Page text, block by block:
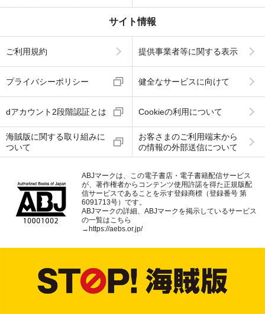
サイト情報
ご利用規約 提供事業者等に関する表示
プライバシーポリシー 健全なサービスに向けて
dアカウント2段階認証とは Cookieの利用について
海賊版に関する取り組みに
ついて
お客さまのご利用端末から
の情報の外部送信について
ABJマークは、この電子書店・電子書籍配信サービス
が、著作権者からコンテンツ使用許諾を得た正規版配
信サービスであることを示す登録商標（登録番号 第
6091713号）です。
ABJマークの詳細、ABJマークを掲示しているサービス
の一覧はこちら
→ https://aebs.or.jp/